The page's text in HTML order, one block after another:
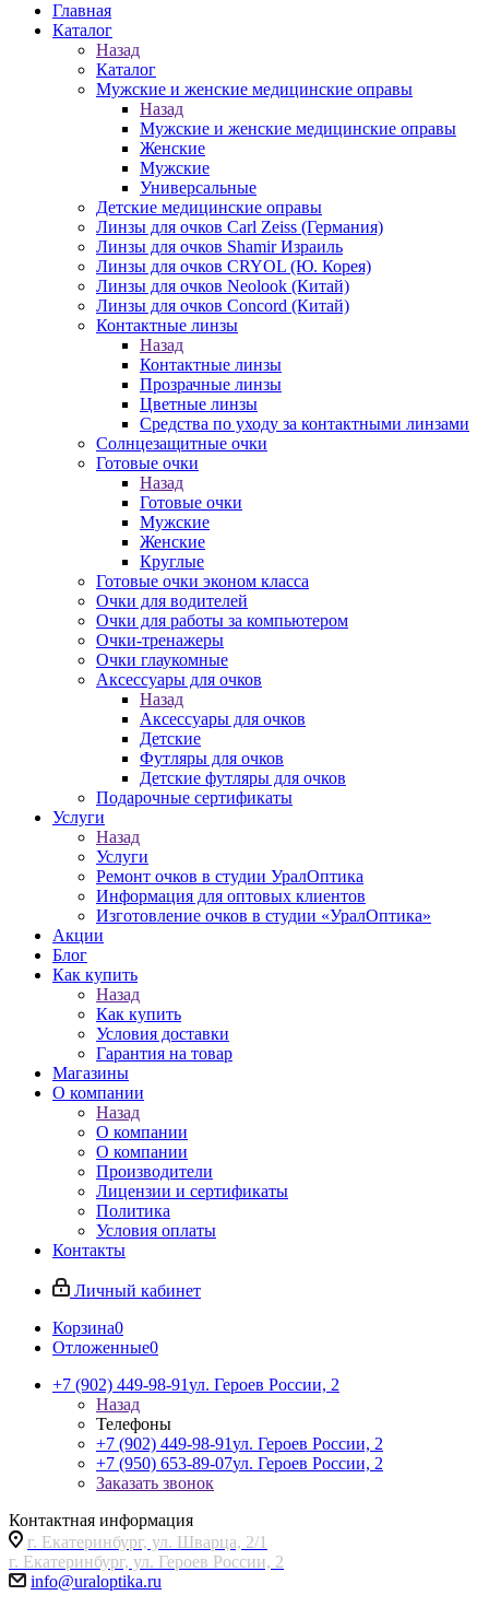
Главная
Каталог
Назад
Каталог
Мужские и женские медицинские оправы
Назад
Мужские и женские медицинские оправы
Женские
Мужские
Универсальные
Детские медицинские оправы
Линзы для очков Carl Zeiss (Германия)
Линзы для очков Shamir Израиль
Линзы для очков CRYOL (Ю. Корея)
Линзы для очков Neolook (Китай)
Линзы для очков Concord (Китай)
Контактные линзы
Назад
Контактные линзы
Прозрачные линзы
Цветные линзы
Средства по уходу за контактными линзами
Солнцезащитные очки
Готовые очки
Назад
Готовые очки
Мужские
Женские
Круглые
Готовые очки эконом класса
Очки для водителей
Очки для работы за компьютером
Очки-тренажеры
Очки глаукомные
Аксессуары для очков
Назад
Аксессуары для очков
Детские
Футляры для очков
Детские футляры для очков
Подарочные сертификаты
Услуги
Назад
Услуги
Ремонт очков в студии УралОптика
Информация для оптовых клиентов
Изготовление очков в студии «УралОптика»
Акции
Блог
Как купить
Назад
Как купить
Условия доставки
Гарантия на товар
Магазины
О компании
Назад
О компании
О компании
Производители
Лицензии и сертификаты
Политика
Условия оплаты
Контакты
Личный кабинет
Корзина0
Отложенные0
+7 (902) 449-98-91ул. Героев России, 2
Назад
Телефоны
+7 (902) 449-98-91ул. Героев России, 2
+7 (950) 653-89-07ул. Героев России, 2
Заказать звонок
Контактная информация
г. Екатеринбург, ул. Шварца, 2/1
г. Екатеринбург, ул. Героев России, 2
info@uraloptika.ru